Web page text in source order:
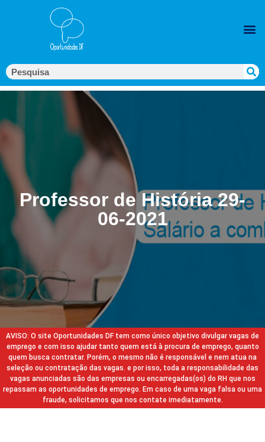
Professor de História 29-
06-2021
AVISO: O site Oportunidades DF tem como único objetivo divulgar vagas de
emprego e com isso ajudar tanto quem está à procura de emprego, quanto
quem busca contratar. Porém, o mesmo não é responsável e nem atua na
seleção ou contratação das vagas. e por isso, toda a responsabilidade das
vagas anunciadas são das empresas ou encarregadas(os) do RH que nos
repassam as oportunidades de emprego. Em caso de uma vaga falsa ou uma
fraude, solicitamos que nos contate imediatamente.